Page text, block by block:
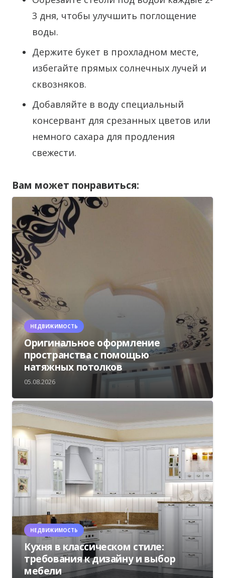
3 дня, чтобы улучшить поглощение
воды.
Держите букет в прохладном месте,
избегайте прямых солнечных лучей и
сквозняков.
Добавляйте в воду специальный
консервант для срезанных цветов или
немного сахара для продления
свежести.
Вам может понравиться:
НЕДВИЖИМОСТЬ
Оригинальное оформление
пространства с помощью
натяжных потолков
05.08.2026
НЕДВИЖИМОСТЬ
Кухня в классическом стиле:
требования к дизайну и выбор
мебели